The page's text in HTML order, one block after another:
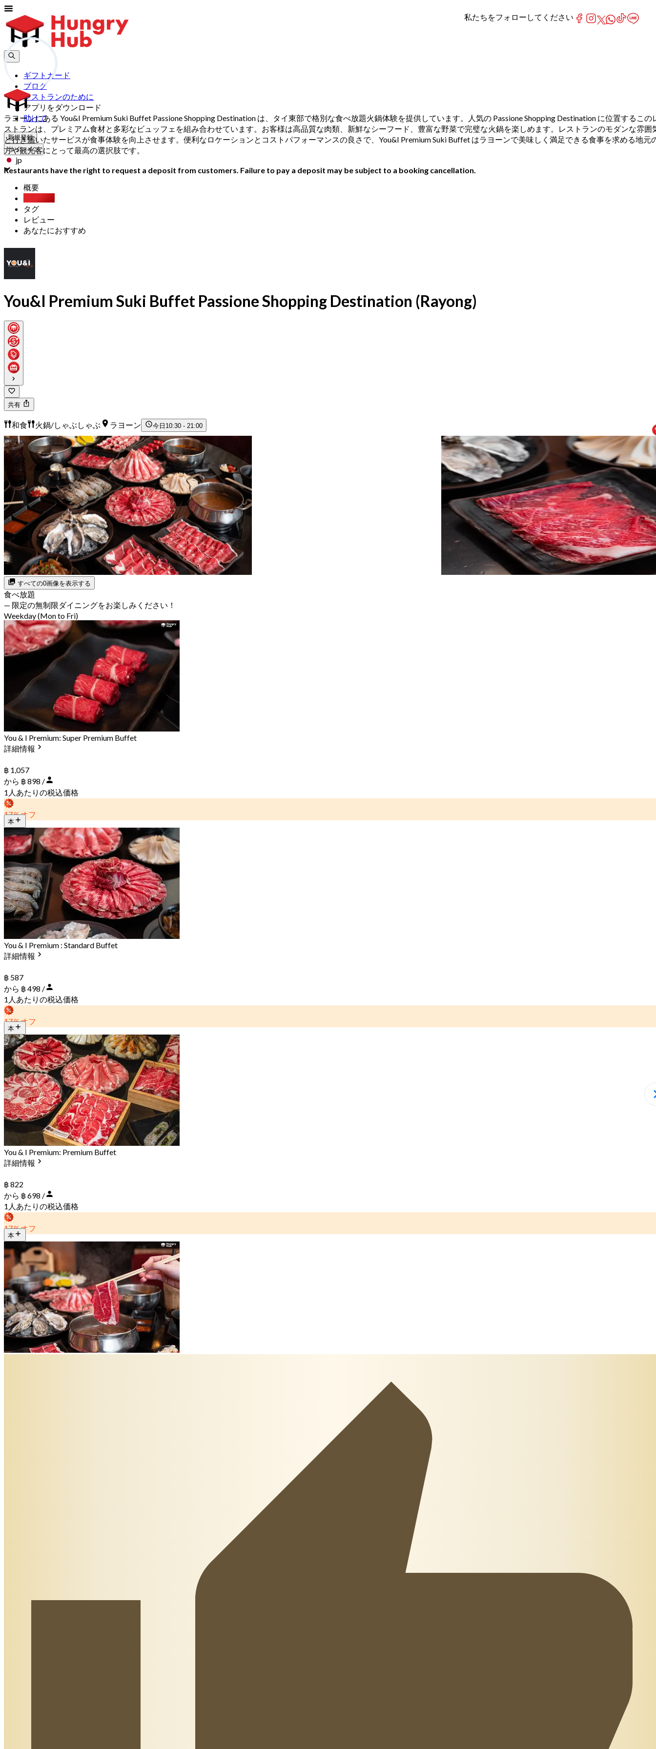
ギフトカード
ブログ
レストランのために
アプリをダウンロード
助けて
新規登録
サインイン
jp
ラヨーンにある You&I Premium Suki Buffet Passione Shopping Destination は、タイ東部で格別な食べ放題火鍋体験を提供しています。人気の Passione Shopping Destination に位置するこの
ストランは、プレミアム食材と多彩なビュッフェを組み合わせています。お客様は高品質な肉類、新鮮なシーフード、豊富な野菜で完璧な火鍋を楽しめます。レストランのモダンな雰囲
と行き届いたサービスが食事体験を向上させます。便利なロケーションとコストパフォーマンスの良さで、You&I Premium Suki Buffet はラヨーンで美味しく満足できる食事を求める地元
方や観光客にとって最高の選択肢です。
Restaurants have the right to request a deposit from customers. Failure to pay a deposit may be subject to a booking cancellation.
概要
タグ
レビュー
あなたにおすすめ
You&I Premium Suki Buffet Passione Shopping Destination (Rayong)
共有
和食 火鍋/しゃぶしゃぶ ラヨーン 今日 10:30 - 21:00
すべての0画像を表示する
食べ放題
— 限定の無制限ダイニングをお楽しみください！
Weekday (Mon to Fri)
You & I Premium: Super Premium Buffet
詳細情報
฿ 1,057
から ฿ 898 /
1人あたりの税込価格
17％オフ
本
You & I Premium : Standard Buffet
詳細情報
฿ 587
から ฿ 498 /
1人あたりの税込価格
17％オフ
本
You & I Premium: Premium Buffet
詳細情報
฿ 822
から ฿ 698 /
1人あたりの税込価格
17％オフ
本
私たちをフォローしてください